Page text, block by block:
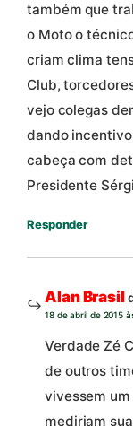
também que
o Moto o
criam clima
Club,
vejo colegas
dando
cabeça com
Presidente
Responder
Alan Brasil
18 de abril de 2015
Verdade Zé
de outros
vivessem
mediriam